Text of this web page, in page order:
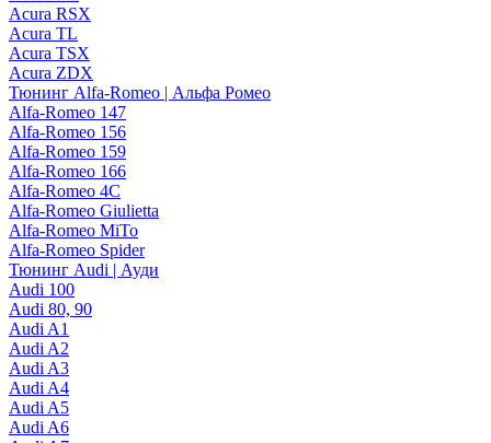
Acura RSX
Acura TL
Acura TSX
Acura ZDX
Тюнинг Alfa-Romeo | Альфа Ромео
Alfa-Romeo 147
Alfa-Romeo 156
Alfa-Romeo 159
Alfa-Romeo 166
Alfa-Romeo 4C
Alfa-Romeo Giulietta
Alfa-Romeo MiTo
Alfa-Romeo Spider
Тюнинг Audi | Ауди
Audi 100
Audi 80, 90
Audi A1
Audi A2
Audi A3
Audi A4
Audi A5
Audi A6